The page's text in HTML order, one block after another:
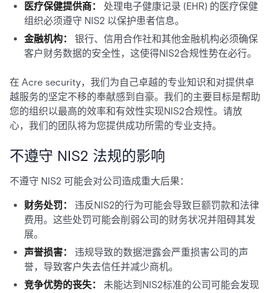
医疗保健提供商： 处理电子健康记录 (EHR) 的医疗保健
组织必须遵守 NIS2 以保护患者信息。
金融机构： 银行、信用合作社和其他金融机构必须确保
客户财务数据的安全性，这使得NIS2合规性势在必行。
在 Acre security，我们为自己卓越的专业知识和对提供卓
越服务的坚定不移的奉献感到自豪。我们的主要目标是帮助
您的组织以最高的效率和有效性实现NIS2合规性。请放
心，我们的团队将为您提供成功所需的专业支持。
不遵守 NIS2 法规的影响
不遵守 NIS2 可能会对公司造成重大后果：
财务处罚： 违反NIS2的行为可能会导致巨额罚款和法律
费用。这些处罚可能会削弱公司的财务状况并阻碍其发
展。
声誉损害： 违规导致的数据泄露会严重损害公司的声
誉，导致客户失去信任并减少商机。
竞争优势的丧失： 未能达到NIS2标准的公司可能会发现